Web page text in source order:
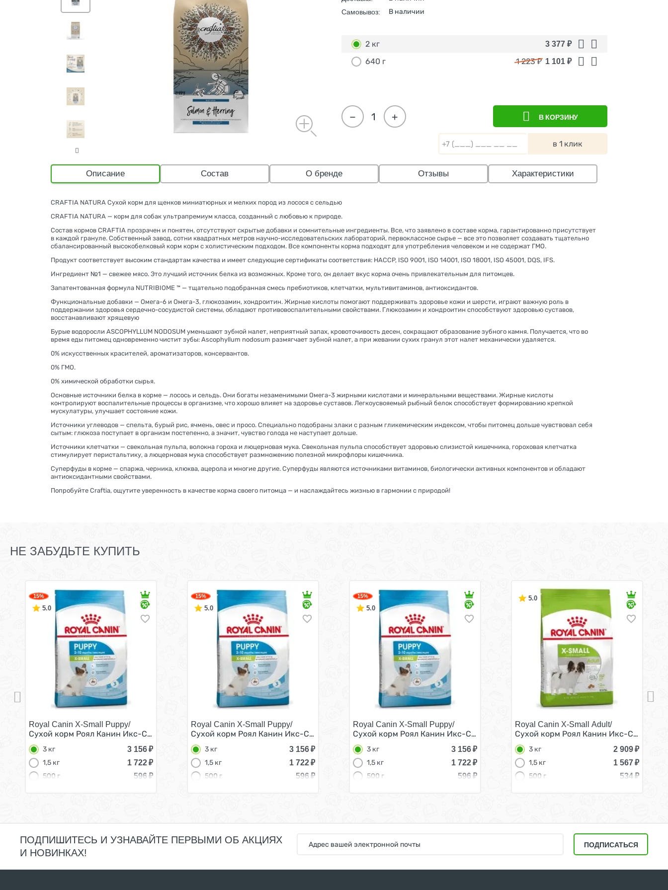
Самовывоз: В наличии
2 кг 3 377 ₽
640 г 1 223₽ 1 101 ₽
+
− В КОРЗИНУ
в 1 клик
Описание Состав О бренде Отзывы Характеристики
CRAFTIA NATURA Сухой корм для щенков миниатюрных и мелких пород из лосося с сельдью
CRAFTIA NATURA — корм для собак ультрапремиум класса, созданный с любовью к природе.
Состав кормов CRAFTIA прозрачен и понятен, отсутствуют скрытые добавки и сомнительные ингредиенты. Все, что заявлено в составе корма, гарантированно присутствует
в каждой грануле. Собственный завод, сотни квадратных метров научно-исследовательских лабораторий, первоклассное сырье — все это позволяет создавать тщательно
сбалансированный высокобелковый корм корм с холистическим подходом. Все компоненты корма подходят для употребления человеком и не содержат ГМО.
Продукт соответствует высоким стандартам качества и имеет следующие сертификаты соответствия: HACCP, ISO 9001, ISO 14001, ISO 18001, ISO 45001, DQS, IFS.
Ингредиент №1 — свежее мясо. Это лучший источник белка из возможных. Кроме того, он делает вкус корма очень привлекательным для питомцев.
Запатентованная формула NUTRIBIOME ™ — тщательно подобранная смесь пребиотиков, клетчатки, мультивитаминов, антиоксидантов.
Функциональные добавки — Омега-6 и Омега-3, глюкозамин, хондроитин. Жирные кислоты помогают поддерживать здоровье кожи и шерсти, играют важную роль в
поддержании здоровья сердечно-сосудистой системы, обладают противовоспалительными свойствами. Глюкозамин и хондроитин способствуют здоровью суставов,
восстанавливают хрящевую
Бурые водоросли ASCOPHYLLUM NODOSUM уменьшают зубной налет, неприятный запах, кровоточивость десен, сокращают образование зубного камня. Получается, что во
время еды питомец одновременно чистит зубы: Ascophyllum nodosum размягчает зубной налет, а при жевании сухих гранул этот налет механически удаляется.
0% искусственных красителей, ароматизаторов, консервантов.
0% ГМО.
0% химической обработки сырья.
Основные источники белка в корме — лосось и сельдь. Они богаты незаменимыми Омега-3 жирными кислотами и минеральными веществами. Жирные кислоты
контролируют воспалительные процессы в организме, что хорошо влияет на здоровье суставов. Легкоусвояемый рыбный белок способствует формированию крепкой
мускулатуры, улучшает состояние кожи.
Источники углеводов — спельта, бурый рис, ячмень, овес и просо. Специально подобраны злаки с разным гликемическим индексом, чтобы питомец дольше чувствовал себя
сытым: глюкоза поступает в организм постепенно, а значит, чувство голода не наступает дольше.
Источники клетчатки — свекольная пульпа, волокна гороха и люцерновая мука. Свекольная пульпа способствует здоровью слизистой кишечника, гороховая клетчатка
стимулирует перистальтику, а люцерновая мука способствует размножению полезной микрофлоры кишечника.
Суперфуды в корме — спаржа, черника, клюква, ацерола и многие другие. Суперфуды являются источниками витаминов, биологически активных компонентов и обладают
антиоксидантными свойствами.
Попробуйте Craftia, ощутите уверенность в качестве корма своего питомца — и наслаждайтесь жизнью в гармонии с природой!
НЕ ЗАБУДЬТЕ КУПИТЬ
15%
5.0
Royal Canin X-Small Puppy/
Сухой корм Роял Канин Икс-Смолл Паппи для Щенков мелких пород 3 кг
3 кг 3 156₽
1,5 кг
1 722₽
500 г
596 ₽
15%
5.0
Royal Canin X-Small Puppy/
Сухой корм Роял Канин Икс-Смолл Паппи для Щенков мелких пород 3 кг
3 кг 3 156₽
1,5 кг
1 722₽
500 г
596 ₽
15%
5.0
Royal Canin X-Small Puppy/
Сухой корм Роял Канин Икс-Смолл Паппи для Щенков мелких пород 3 кг
3 кг 3 156₽
1,5 кг
1 722₽
500 г
596 ₽
5.0
Royal Canin X-Small Adult/
Сухой корм Роял Канин Икс-Смолл
3 кг 2 909₽
1,5 кг
1 567₽
500 г
534₽
ПОДПИШИТЕСЬ И УЗНАВАЙТЕ ПЕРВЫМИ ОБ АКЦИЯХ
И НОВИНКАХ!
ПОДПИСАТЬСЯ